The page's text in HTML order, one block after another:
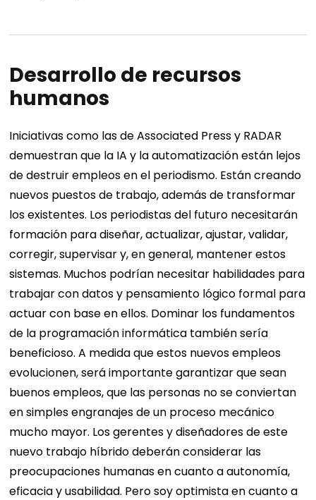
Desarrollo de recursos
humanos
Iniciativas como las de Associated Press y RADAR
demuestran que la IA y la automatización están lejos
de destruir empleos en el periodismo. Están creando
nuevos puestos de trabajo, además de transformar
los existentes. Los periodistas del futuro necesitarán
formación para diseñar, actualizar, ajustar, validar,
corregir, supervisar y, en general, mantener estos
sistemas. Muchos podrían necesitar habilidades para
trabajar con datos y pensamiento lógico formal para
actuar con base en ellos. Dominar los fundamentos
de la programación informática también sería
beneficioso. A medida que estos nuevos empleos
evolucionen, será importante garantizar que sean
buenos empleos, que las personas no se conviertan
en simples engranajes de un proceso mecánico
mucho mayor. Los gerentes y diseñadores de este
nuevo trabajo híbrido deberán considerar las
preocupaciones humanas en cuanto a autonomía,
eficacia y usabilidad. Pero soy optimista en cuanto a